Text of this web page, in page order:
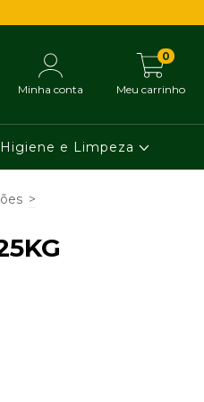
Minha conta Meu carrinho
0
Higiene e Limpeza
>